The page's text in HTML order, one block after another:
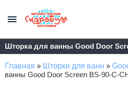
Шторка для ванны Good Door
Главная » Шторки для ванн »
ванны Good Door Screen BS-90-C-